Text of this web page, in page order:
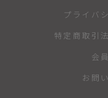
プライバ
特定商取引
会
お問